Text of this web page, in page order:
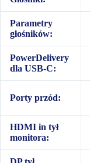
Parametry
głośników:
PowerDelivery
dla USB-C:
Porty przód:
HDMI in tył
monitora: